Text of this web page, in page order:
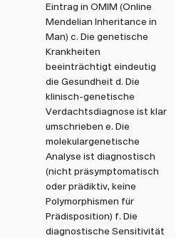
Eintrag in OMIM (Online
Mendelian Inheritance in
Man) c. Die genetische
Krankheiten
beeinträchtigt eindeutig
die Gesundheit d. Die
klinisch-genetische
Verdachtsdiagnose ist klar
umschrieben e. Die
molekulargenetische
Analyse ist diagnostisch
(nicht präsymptomatisch
oder prädiktiv, keine
Polymorphismen für
Prädisposition) f. Die
diagnostische Sensitivität